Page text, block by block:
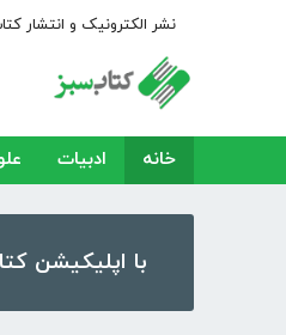
نشر الکترونیک و انتشار
خانه ادبیات
با اپلیکیشن کتابراه، بیش از ۵۰،۰۰۰ کتاب، کتاب صوتی